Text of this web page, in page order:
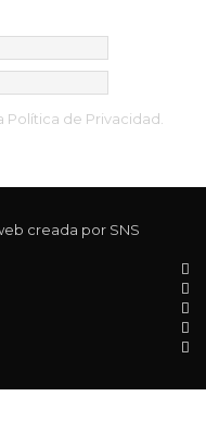
Política de Privacidad
creada por SNS